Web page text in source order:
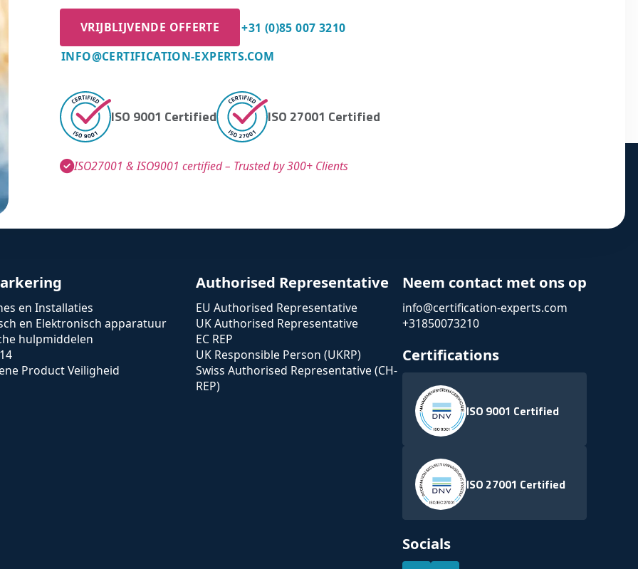
VRIJBLIJVENDE OFFERTE
+31 (0)85 007 3210
INFO@CERTIFICATION-EXPERTS.COM
ISO 9001 Certified ISO 27001 Certified
ISO27001 & ISO9001 certified – Trusted by 300+ Clients
en Installaties
en Elektronisch apparatuur
hulpmiddelen
Product Veiligheid
Authorised Representative
EU Authorised Representative
UK Authorised Representative
EC REP
UK Responsible Person (UKRP)
Swiss Authorised Representative (CH-
REP)
Neem contact met ons op
info@certification-experts.com
+31850073210
Certifications
ISO 9001 Certified
ISO 27001 Certified
Socials